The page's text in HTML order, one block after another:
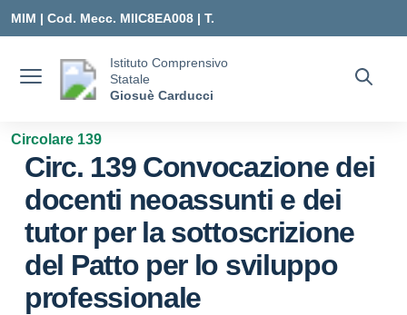
MIM | Cod. Mecc. MIIC8EA008 | T.
MIIC8EA008@ISTRUZIONE.IT
Istituto Comprensivo
Statale
Giosuè Carducci
Circolare 139
Circ. 139 Convocazione dei
docenti neoassunti e dei
tutor per la sottoscrizione
del Patto per lo sviluppo
professionale